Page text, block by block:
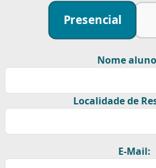
Presencial
Nome
Localidade de
E-Mail: